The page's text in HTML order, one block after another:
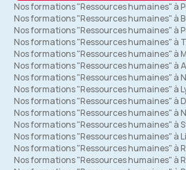
Nos formations "Ressources humaines" à
Nos formations "Ressources humaines" à
Nos formations "Ressources humaines" à
Nos formations "Ressources humaines" à
Nos formations "Ressources humaines" à
Nos formations "Ressources humaines" à
Nos formations "Ressources humaines" à
Nos formations "Ressources humaines" à
Nos formations "Ressources humaines" à
Nos formations "Ressources humaines" à
Nos formations "Ressources humaines" à
Nos formations "Ressources humaines" à
Nos formations "Ressources humaines" à
Nos formations "Ressources humaines" à